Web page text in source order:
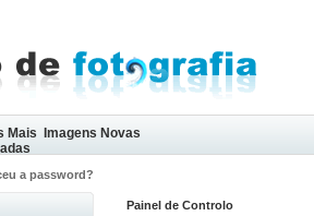
Mais
Imagens Novas
a password?
Painel de Controlo